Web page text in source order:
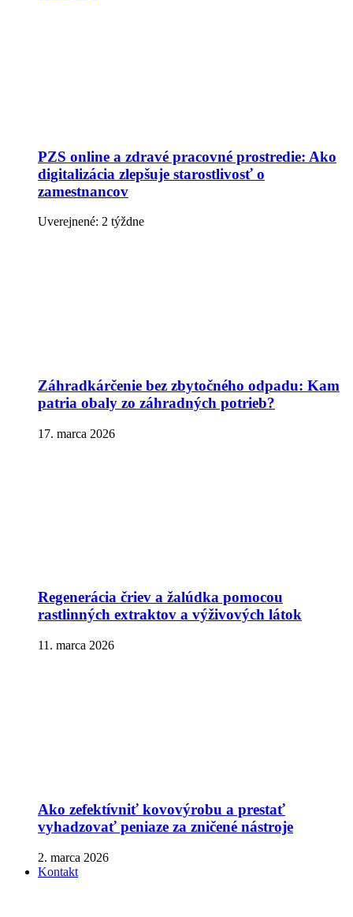
PZS online a zdravé pracovné prostredie: Ako
digitalizácia zlepšuje starostlivosť o
zamestnancov
Uverejnené: 2 týždne
Záhradkárčenie bez zbytočného odpadu: Kam
patria obaly zo záhradných potrieb?
17. marca 2026
Regenerácia čriev a žalúdka pomocou
rastlinných extraktov a výživových látok
11. marca 2026
Ako zefektívniť kovovýrobu a prestať
vyhadzovať peniaze za zničené nástroje
2. marca 2026
Kontakt